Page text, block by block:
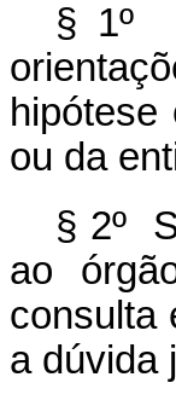
§ 1º
ou da
§ 2º
ao
consulta
a dúvida